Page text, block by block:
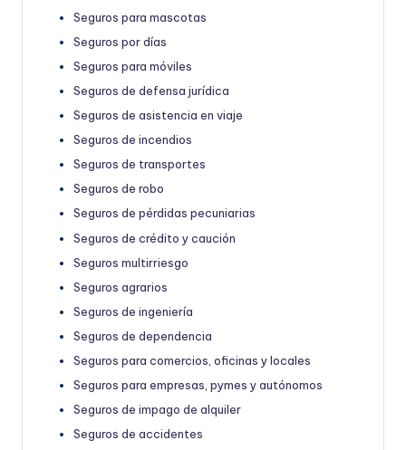
Seguros para mascotas
Seguros por días
Seguros para móviles
Seguros de defensa jurídica
Seguros de asistencia en viaje
Seguros de incendios
Seguros de transportes
Seguros de robo
Seguros de pérdidas pecuniarias
Seguros de crédito y caución
Seguros multirriesgo
Seguros agrarios
Seguros de ingeniería
Seguros de dependencia
Seguros para comercios, oficinas y locales
Seguros para empresas, pymes y autónomos
Seguros de impago de alquiler
Seguros de accidentes